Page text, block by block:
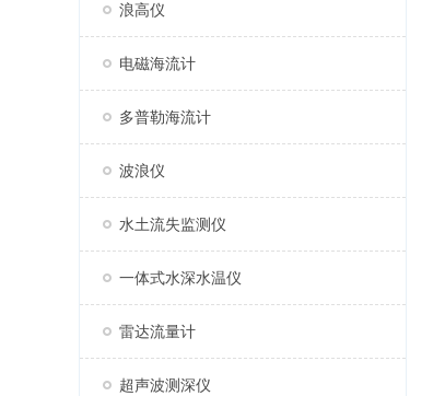
浪高仪
电磁海流计
多普勒海流计
波浪仪
水土流失监测仪
一体式水深水温仪
雷达流量计
超声波测深仪